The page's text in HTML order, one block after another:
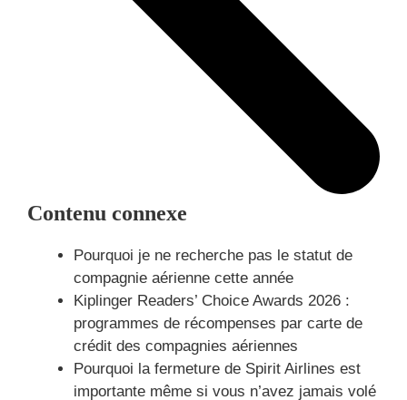
Contenu connexe
Pourquoi je ne recherche pas le statut de
compagnie aérienne cette année
Kiplinger Readers’ Choice Awards 2026 :
programmes de récompenses par carte de
crédit des compagnies aériennes
Pourquoi la fermeture de Spirit Airlines est
importante même si vous n’avez jamais volé